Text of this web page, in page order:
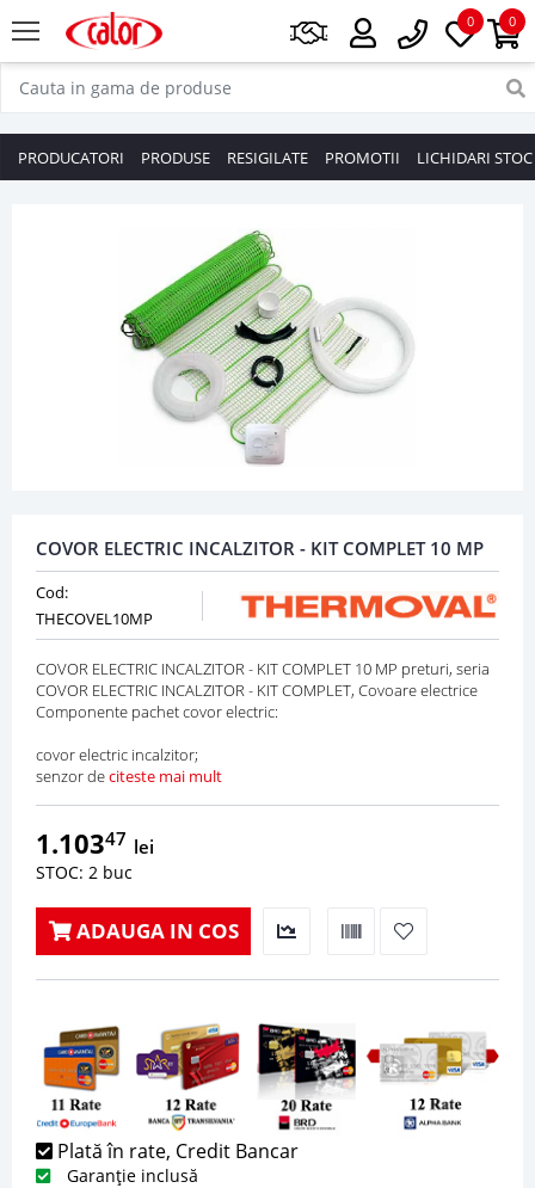
0
0
PRODUCATORI PRODUSE RESIGILATE PROMOTII LICHIDARI STOC
COVOR ELECTRIC INCALZITOR - KIT COMPLET 10 MP
Cod:
THECOVEL10MP
COVOR ELECTRIC INCALZITOR - KIT COMPLET 10 MP preturi, seria
COVOR ELECTRIC INCALZITOR - KIT COMPLET, Covoare electrice
Componente pachet covor electric:
covor electric incalzitor;
senzor deciteste mai mult
1.10347 lei
STOC: 2 buc
ADAUGA IN COS
Plată în rate, Credit Bancar
Garanție inclusă